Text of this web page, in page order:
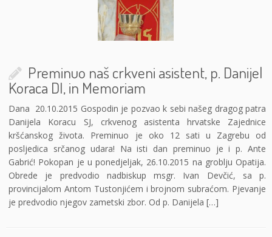
Preminuo naš crkveni asistent, p. Danijel
Koraca DI, in Memoriam
Dana 20.10.2015 Gospodin je pozvao k sebi našeg dragog patra
Danijela Koracu SJ, crkvenog asistenta hrvatske Zajednice
kršćanskog života. Preminuo je oko 12 sati u Zagrebu od
posljedica srčanog udara! Na isti dan preminuo je i p. Ante
Gabrić! Pokopan je u ponedjeljak, 26.10.2015 na groblju Opatija.
Obrede je predvodio nadbiskup msgr. Ivan Devčić, sa p.
provincijalom Antom Tustonjićem i brojnom subraćom. Pjevanje
je predvodio njegov zametski zbor. Od p. Danijela […]